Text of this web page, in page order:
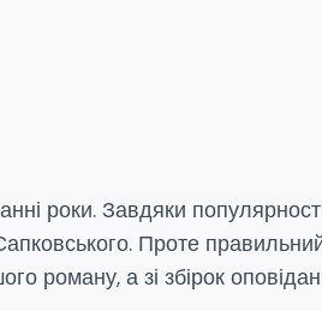
роки. Завдяки
Проте
роману, а зі збірок